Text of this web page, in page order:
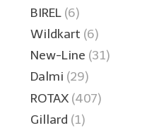
BIREL (6)
Wildkart (6)
New-Line (31)
Dalmi (29)
ROTAX (407)
Gillard (1)